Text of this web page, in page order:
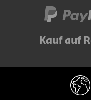
Kauf auf